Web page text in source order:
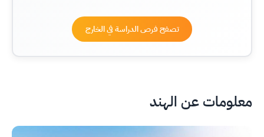
تصفح فرص الدراسة في الخارج
معلومات عن الهند